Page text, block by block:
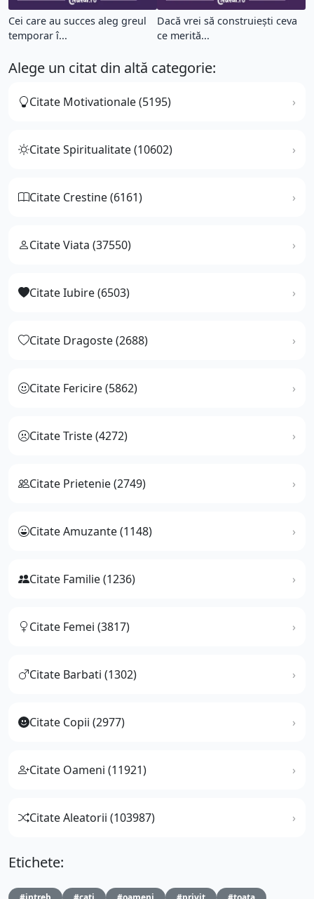
Cei care au succes aleg greul
temporar î...
Dacă vrei să construiești ceva
ce merită...
Alege un citat din altă categorie:
Citate Motivationale (5195)
Citate Spiritualitate (10602)
Citate Crestine (6161)
Citate Viata (37550)
Citate Iubire (6503)
Citate Dragoste (2688)
Citate Fericire (5862)
Citate Triste (4272)
Citate Prietenie (2749)
Citate Amuzante (1148)
Citate Familie (1236)
Citate Femei (3817)
Citate Barbati (1302)
Citate Copii (2977)
Citate Oameni (11921)
Citate Aleatorii (103987)
Etichete: